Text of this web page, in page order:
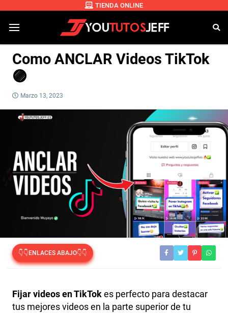
TIENDA ONLINE
Como ANCLAR Videos TikTok
🟣
Marzo 13, 2023
👇👇ENLACES ABAJO👇👇
Fijar videos en TikTokes perfecto para destacar
tus mejores videos en la parte superior de tu